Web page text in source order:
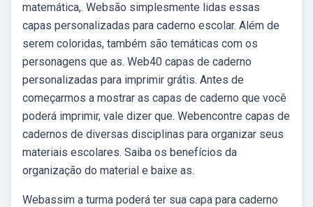
matemática,. Websão simplesmente lidas essas
capas personalizadas para caderno escolar. Além de
serem coloridas, também são temáticas com os
personagens que as. Web40 capas de caderno
personalizadas para imprimir grátis. Antes de
começarmos a mostrar as capas de caderno que você
poderá imprimir, vale dizer que. Webencontre capas de
cadernos de diversas disciplinas para organizar seus
materiais escolares. Saiba os benefícios da
organização do material e baixe as.
Webassim a turma poderá ter sua capa para caderno